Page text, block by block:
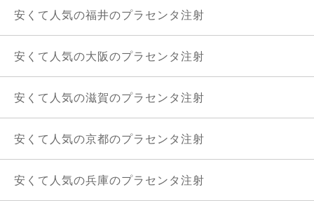
安くて人気の福井のプラセンタ注射
安くて人気の大阪のプラセンタ注射
安くて人気の滋賀のプラセンタ注射
安くて人気の京都のプラセンタ注射
安くて人気の兵庫のプラセンタ注射